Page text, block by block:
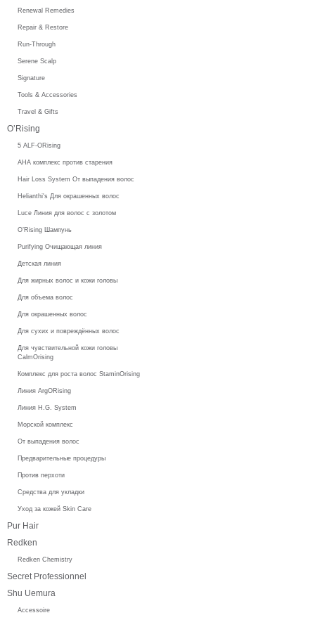
Renewal Remedies
Repair & Restore
Run-Through
Serene Scalp
Signature
Tools & Accessories
Travel & Gifts
O’Rising
5 ALF-ORising
AHA комплекс против старения
Hair Loss System От выпадения волос
Helianthi's Для окрашенных волос
Luce Линия для волос с золотом
O’Rising Шампунь
Purifying Очищающая линия
Детская линия
Для жирных волос и кожи головы
Для объема волос
Для окрашенных волос
Для сухих и повреждённых волос
Для чувствительной кожи головы
CalmOrising
Комплекс для роста волос StaminOrising
Линия ArgORising
Линия H.G. System
Морской комплекс
От выпадения волос
Предварительные процедуры
Против перхоти
Средства для укладки
Уход за кожей Skin Care
Pur Hair
Redken
Redken Chemistry
Secret Professionnel
Shu Uemura
Accessoire